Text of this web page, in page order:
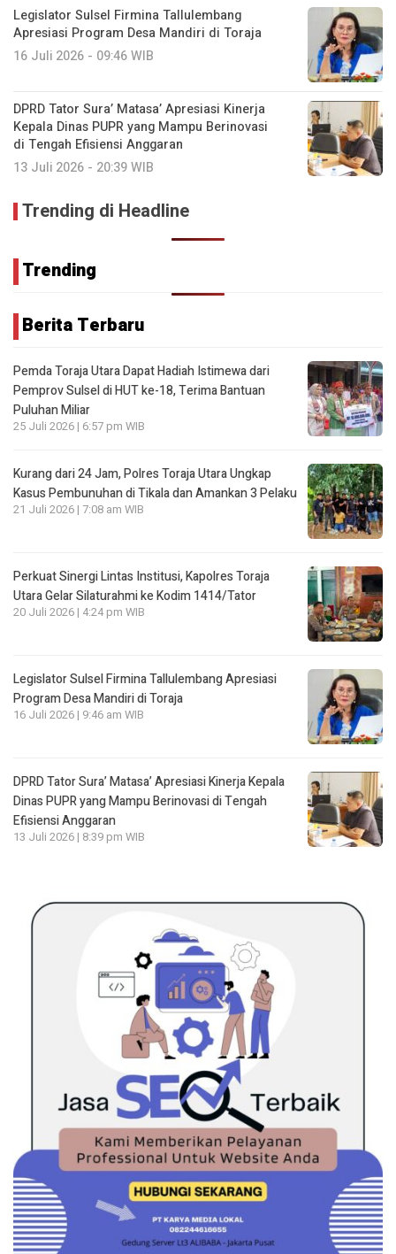
Legislator Sulsel Firmina Tallulembang
Apresiasi Program Desa Mandiri di Toraja
16 Juli 2026 - 09:46 WIB
DPRD Tator Sura’ Matasa’ Apresiasi Kinerja
Kepala Dinas PUPR yang Mampu Berinovasi
di Tengah Efisiensi Anggaran
13 Juli 2026 - 20:39 WIB
Trending di Headline
Trending
Berita Terbaru
Pemda Toraja Utara Dapat Hadiah Istimewa dari
Pemprov Sulsel di HUT ke-18, Terima Bantuan
Puluhan Miliar
25 Juli 2026 | 6:57 pm WIB
Kurang dari 24 Jam, Polres Toraja Utara Ungkap
Kasus Pembunuhan di Tikala dan Amankan 3 Pelaku
21 Juli 2026 | 7:08 am WIB
Perkuat Sinergi Lintas Institusi, Kapolres Toraja
Utara Gelar Silaturahmi ke Kodim 1414/Tator
20 Juli 2026 | 4:24 pm WIB
Legislator Sulsel Firmina Tallulembang Apresiasi
Program Desa Mandiri di Toraja
16 Juli 2026 | 9:46 am WIB
DPRD Tator Sura’ Matasa’ Apresiasi Kinerja Kepala
Dinas PUPR yang Mampu Berinovasi di Tengah
Efisiensi Anggaran
13 Juli 2026 | 8:39 pm WIB